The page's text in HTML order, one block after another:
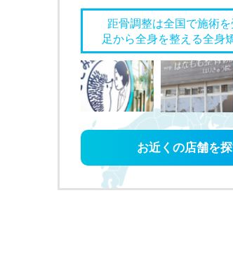
距骨調整は全国で施術
足から全身を整える全身
お近くの店舗を